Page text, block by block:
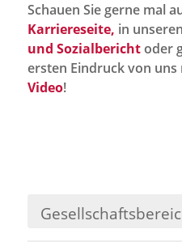
bbw als Arbeitgeber
Jobportal
Presse und Medien
Karriere
Schauen Sie gerne mal
Karriereseite, in
und Sozialberichtoder
ersten Eindruck von
Video!